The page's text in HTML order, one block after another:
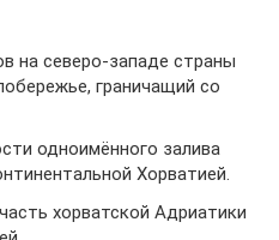
на северо-западе страны
граничащий со
одноимённого залива
Хорватией.
хорватской Адриатики